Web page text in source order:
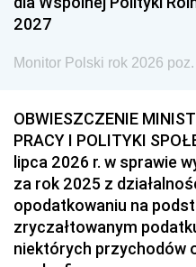
2027
Monitor Polski rok 2026
OBWIESZCZENIE
PRACY I POLITYKI
lipca 2026 r. w sprawie
za rok 2025 z
opodatkowaniu na
zryczałtowanym
niektórych przychodów